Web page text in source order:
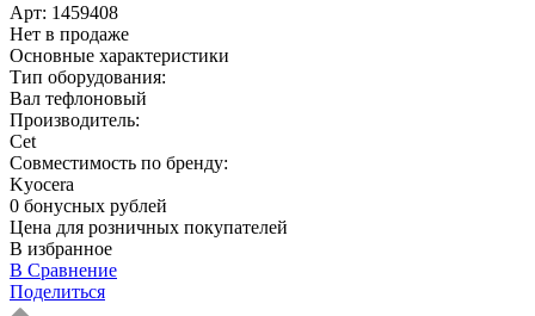
Арт: 1459408
Нет в продаже
Основные характеристики
Тип оборудования:
Вал тефлоновый
Производитель:
Cet
Совместимость по бренду:
Kyocera
0 бонусных рублей
Цена для розничных покупателей
В избранное
В Сравнение
Поделиться